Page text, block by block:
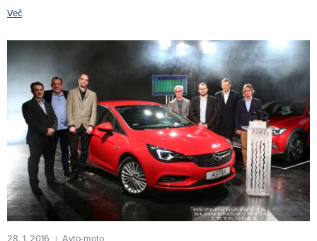
Več
28. 1. 2016 Avto-moto